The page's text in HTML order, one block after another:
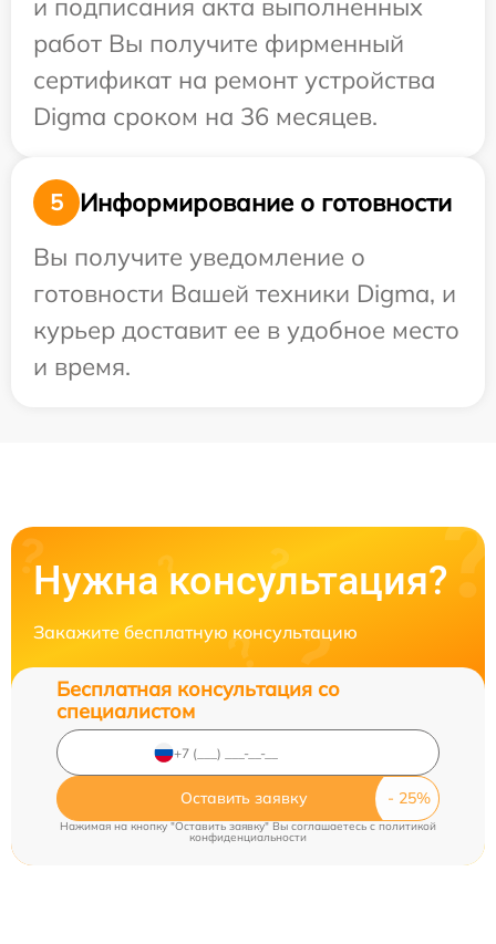
и подписания акта выполненных
работ Вы получите фирменный
сертификат на ремонт устройства
Digma сроком на 36 месяцев.
5
Информирование о готовности
Вы получите уведомление о
готовности Вашей техники Digma, и
курьер доставит ее в удобное место
и время.
Нужна консультация?
Закажите бесплатную консультацию
Бесплатная консультация со
специалистом
Оставить заявку
Нажимая на кнопку "Оставить заявку" Вы соглашаетесь c политикой
конфиденциальности